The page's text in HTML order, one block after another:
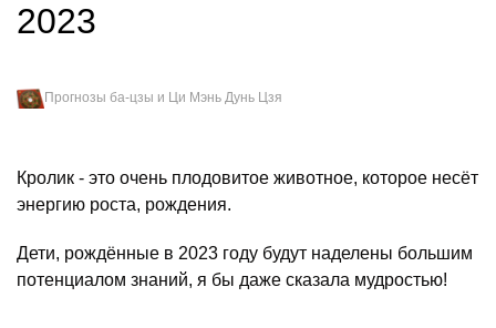
2023
Прогнозы ба-цзы и Ци Мэнь Дунь Цзя
Кролик - это очень плодовитое животное, которое несёт
энергию роста, рождения.
Дети, рождённые в 2023 году будут наделены большим
потенциалом знаний, я бы даже сказала мудростью!